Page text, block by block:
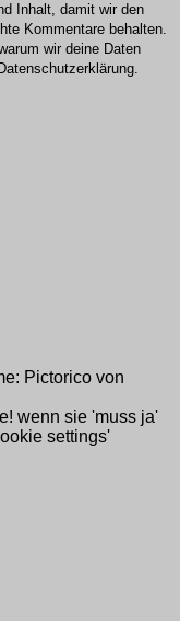
Inhalt, damit wir den
Kommentare behalten.
wir deine Daten
Pictorico von
wenn sie 'muss ja'
settings'